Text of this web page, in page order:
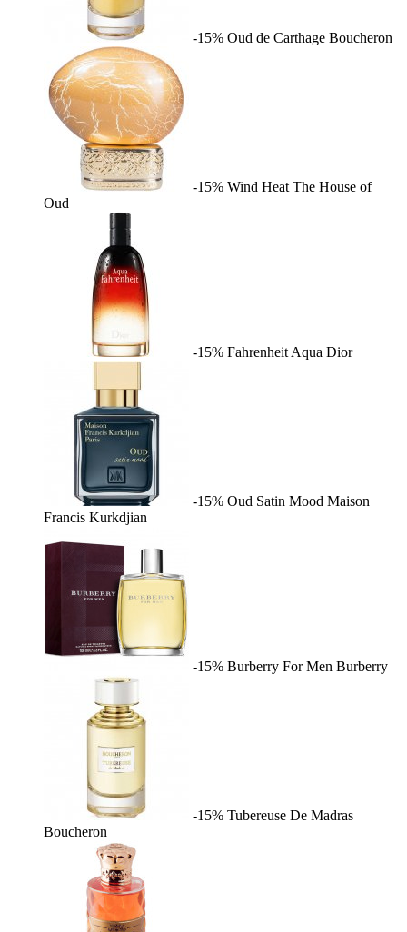
-15% Oud de Carthage Boucheron
-15% Wind Heat The House of
Oud
-15% Fahrenheit Aqua Dior
-15% Oud Satin Mood Maison
Francis Kurkdjian
-15% Burberry For Men Burberry
-15% Tubereuse De Madras
Boucheron